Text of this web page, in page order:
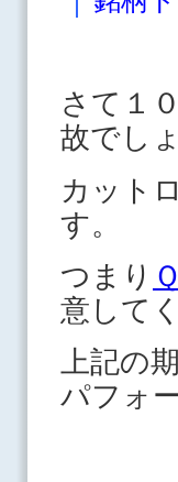
さて１
故でし
カット
す。
つまり
意して
上記の
パフォ